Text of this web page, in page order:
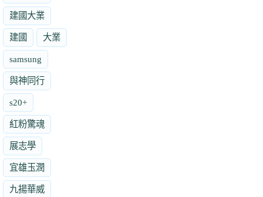
建國大業
建國 大業
samsung
與神同行
s20+
紅粉驚魂
展志學
宜雄玉潤
九揚華威